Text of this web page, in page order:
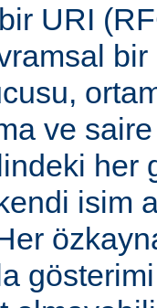
bir URI
ve saire
her
isim